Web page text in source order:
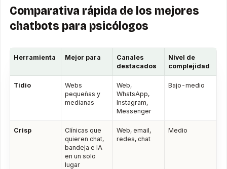
Comparativa rápida de los mejores
chatbots para psicólogos
Herramienta Mejor para
Canales
destacados
Nivel de
complejidad
Tidio
Webs
pequeñas y
medianas
Web,
WhatsApp,
Instagram,
Messenger
Bajo-medio
Crisp
Clínicas que
quieren chat,
bandeja e IA
en un solo
lugar
Web, email,
redes, chat
Medio